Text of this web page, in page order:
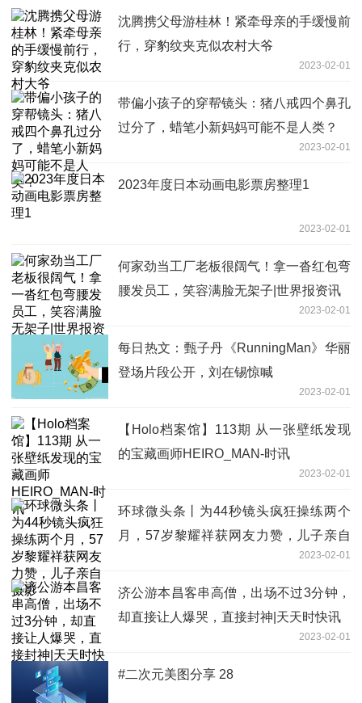
沈腾携父母游桂林！紧牵母亲的手缓慢前
行，穿豹纹夹克似农村大爷
2023-02-01
带偏小孩子的穿帮镜头：猪八戒四个鼻孔
过分了，蜡笔小新妈妈可能不是人类？
2023-02-01
2023年度日本动画电影票房整理1
2023-02-01
何家劲当工厂老板很阔气！拿一沓红包弯
腰发员工，笑容满脸无架子|世界报资讯
2023-02-01
每日热文：甄子丹《RunningMan》华丽
登场片段公开，刘在锡惊喊
2023-02-01
【Holo档案馆】113期 从一张壁纸发现
的宝藏画师HEIRO_MAN-时讯
2023-02-01
环球微头条丨为44秒镜头疯狂操练两个
月，57岁黎耀祥获网友力赞，儿子亲自
2023-02-01
济公游本昌客串高僧，出场不过3分钟，
却直接让人爆哭，直接封神|天天时快讯
2023-02-01
#二次元美图分享 28